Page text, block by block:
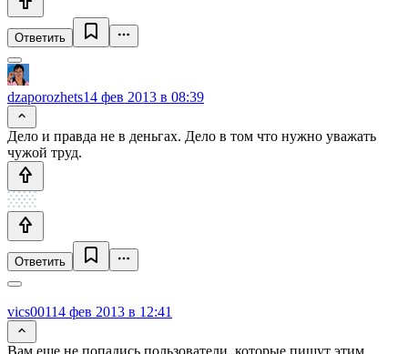
Ответить
dzaporozhets14 фев 2013 в 08:39
Дело и правда не в деньгах. Дело в том что нужно уважать
чужой труд.
Ответить
vics00114 фев 2013 в 12:41
Вам еще не попадись пользователи, которые пишут этим